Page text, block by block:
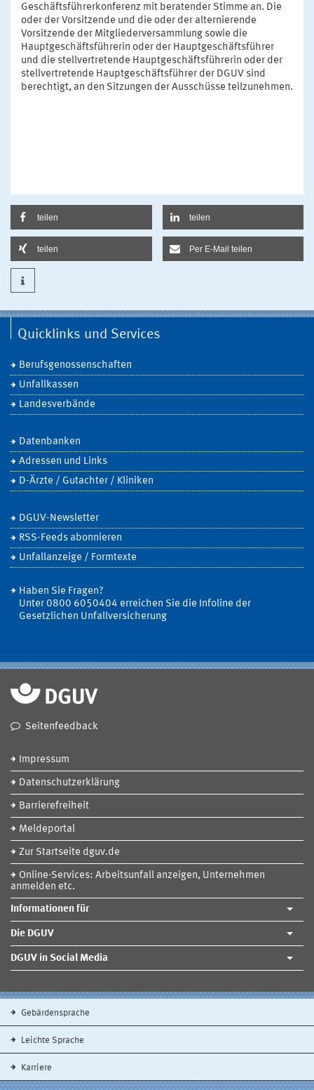
Geschäftsführerkonferenz mit beratender Stimme an. Die
oder der Vorsitzende und die oder der alternierende
Vorsitzende der Mitgliederversammlung sowie die
Hauptgeschäftsführerin oder der Hauptgeschäftsführer
und die stellvertretende Hauptgeschäftsführerin oder der
stellvertretende Hauptgeschäftsführer der DGUV sind
berechtigt, an den Sitzungen der Ausschüsse teilzunehmen.
teilen teilen
teilen Per E-Mail teilen
Quicklinks und Services
Berufsgenossenschaften
Unfallkassen
Landesverbände
Datenbanken
Adressen und Links
D-Ärzte / Gutachter / Kliniken
DGUV-Newsletter
RSS-Feeds abonnieren
Unfallanzeige / Formtexte
Haben Sie Fragen?
Unter 0800 6050404 erreichen Sie die Infoline der
Gesetzlichen Unfallversicherung
Seitenfeedback
Impressum
Datenschutzerklärung
Barrierefreiheit
Meldeportal
Zur Startseite dguv.de
Online-Services: Arbeitsunfall anzeigen, Unternehmen
anmelden etc.
Informationen für
Die DGUV
DGUV in Social Media
Gebärdensprache
Leichte Sprache
Karriere